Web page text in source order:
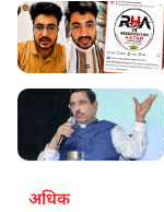
अधिक